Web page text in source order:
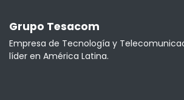
Grupo Tesacom
Empresa de Tecnología y
líder en América Latina.